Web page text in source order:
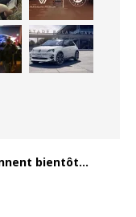
bientôt…